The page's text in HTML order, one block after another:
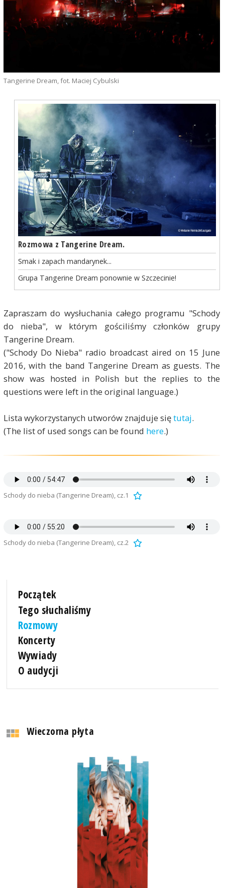
Tangerine Dream, fot. Maciej Cybulski
Rozmowa z Tangerine Dream.
Smak i zapach mandarynek...
Grupa Tangerine Dream ponownie w Szczecinie!
Zapraszam do wysłuchania całego programu "Schody
do nieba", w którym gościliśmy członków grupy
Tangerine Dream.
("Schody Do Nieba" radio broadcast aired on 15 June
2016, with the band Tangerine Dream as guests. The
show was hosted in Polish but the replies to the
questions were left in the original language.)
Lista wykorzystanych utworów znajduje siętutaj.
(The list of used songs can be found here.)
Schody do nieba (Tangerine Dream), cz.1
Schody do nieba (Tangerine Dream), cz.2
Początek
Tego słuchaliśmy
Rozmowy
Koncerty
Wywiady
O audycji
Wieczorna płyta